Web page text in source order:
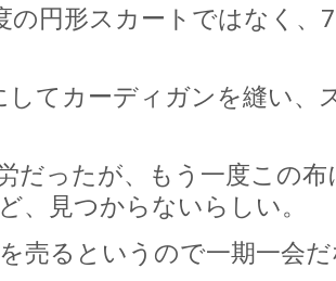
の円形スカートではなく、
してカーディガンを縫い、
だったが、もう一度この
、見つからないらしい。
売るというので一期一会